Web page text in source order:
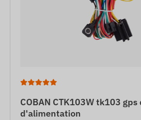
COBAN CTK103W tk103 gps
d'alimentation